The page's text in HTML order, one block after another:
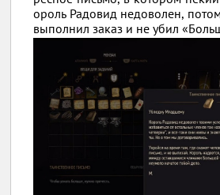
ороль Радовид недоволен,
выполнил заказ и не убил